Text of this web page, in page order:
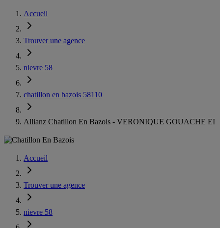
Accueil
Trouver une agence
nievre 58
chatillon en bazois 58110
Allianz Chatillon En Bazois - VERONIQUE GOUACHE EI
Accueil
Trouver une agence
nievre 58